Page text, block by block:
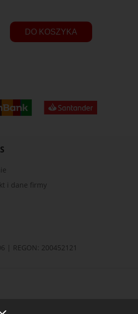
DO KOSZYKA
i dane firmy
| REGON: 200452121